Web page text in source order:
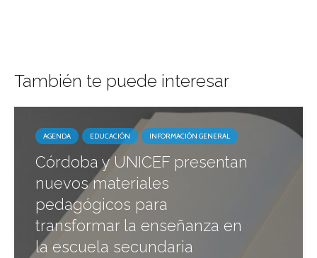
También te puede interesar
AGENDA EDUCACIÓN INFORMACIÓN GENERAL
Córdoba y UNICEF presentan
nuevos materiales
pedagógicos para
transformar la enseñanza en
la escuela secundaria